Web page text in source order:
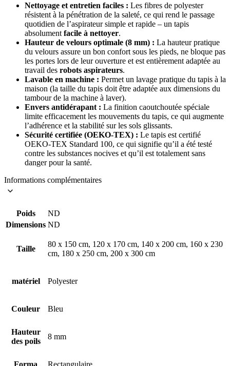
Nettoyage et entretien faciles : Les fibres de polyester
résistent à la pénétration de la saleté, ce qui rend le passage
quotidien de l’aspirateur simple et rapide – un tapis
absolument facile à nettoyer.
Hauteur de velours optimale (8 mm) : La hauteur pratique
du velours assure un bon confort sous les pieds, ne bloque pas
les portes lors de leur ouverture et est entièrement adaptée au
travail des robots aspirateurs.
Lavable en machine : Permet un lavage pratique du tapis à la
maison (la taille du tapis doit être adaptée aux dimensions du
tambour de la machine à laver).
Envers antidérapant : La finition caoutchoutée spéciale
limite efficacement les mouvements du tapis, ce qui augmente
l’adhérence et la stabilité sur les sols glissants.
Sécurité certifiée (OEKO-TEX) : Le tapis est certifié
OEKO-TEX Standard 100, ce qui signifie qu’il a été testé
contre les substances nocives et qu’il est totalement sans
danger pour la santé.
Informations complémentaires
Poids
ND
Dimensions ND
Taille
80 x 150 cm, 120 x 170 cm, 140 x 200 cm, 160 x 230
cm, 180 x 250 cm, 200 x 300 cm
matériel Polyester
Couleur Bleu
Hauteur
des poils
8 mm
Forma Rectangulaire